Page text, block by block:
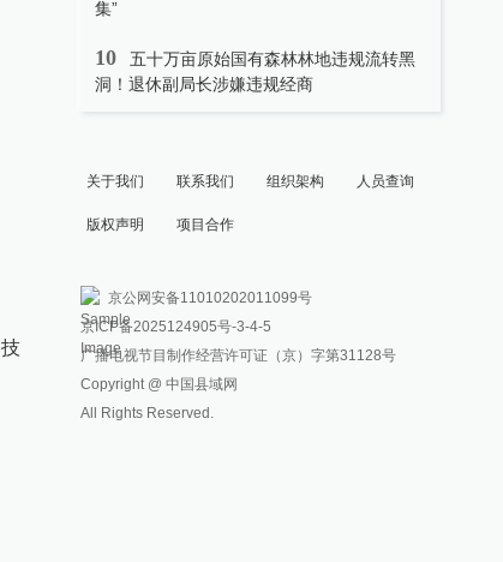
集”
10
五十万亩原始国有森林林地违规流转黑
洞！退休副局长涉嫌违规经商
关于我们 联系我们 组织架构 人员查询
版权声明 项目合作
京公网安备11010202011099号
京ICP备2025124905号-3-4-5
广播电视节目制作经营许可证（京）字第31128号
Copyright @ 中国县域网
All Rights Reserved.